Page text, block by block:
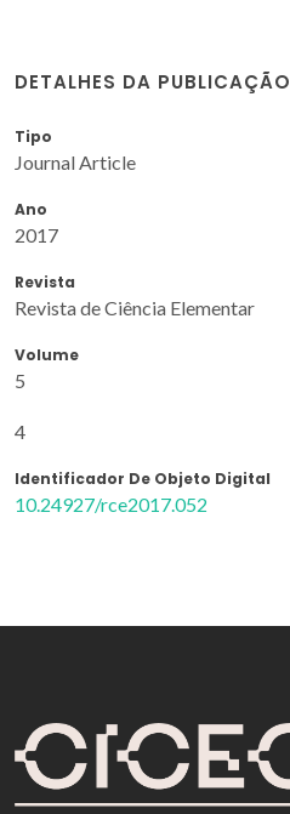
DETALHES DA PUBLICAÇÃO
Tipo
Journal Article
Ano
2017
Revista
Revista de Ciência Elementar
Volume
5
4
Identificador De Objeto Digital
10.24927/rce2017.052